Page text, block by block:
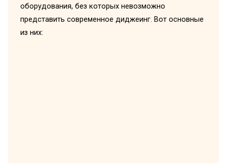
оборудования, без которых невозможно
представить современное диджеинг. Вот основные
из них: